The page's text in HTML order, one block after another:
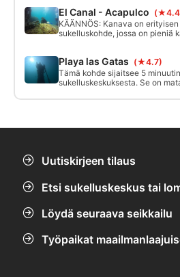
El Canal - Acapulco
KÄÄNNÖS: Kanava on
sukelluskohde, jossa on pieniä
snorklaukseen aina
Playa las Gatas (★4.7)
Tämä kohde sijaitsee 5
sukelluskeskuksesta. Se on
metriä, ja voit nähdä uponneen
Uutiskirjeen tilaus
Etsi sukelluskeskus tai
Löydä seuraava seikkailu
Työpaikat